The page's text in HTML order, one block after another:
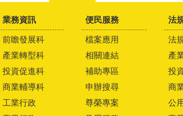
業務資訊
前瞻發展科
產業轉型科
投資促進科
商業輔導科
工業行政
便民服務
檔案應用
相關連結
補助專區
申辦搜尋
尊榮專案
法
法
產
投
商
公